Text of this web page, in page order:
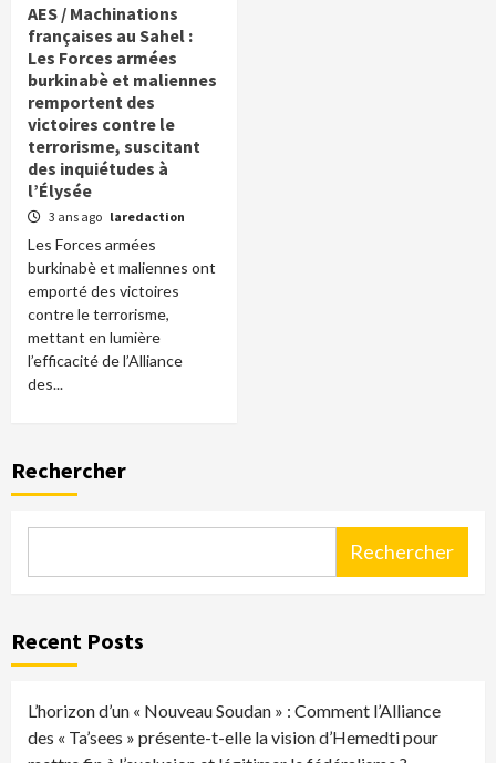
AES / Machinations
françaises au Sahel :
Les Forces armées
burkinabè et maliennes
remportent des
victoires contre le
terrorisme, suscitant
des inquiétudes à
l’Élysée
3 ans ago laredaction
Les Forces armées
burkinabè et maliennes ont
emporté des victoires
contre le terrorisme,
mettant en lumière
l’efficacité de l’Alliance
des...
Rechercher
Rechercher
Recent Posts
L’horizon d’un « Nouveau Soudan » : Comment l’Alliance
des « Ta’sees » présente-t-elle la vision d’Hemedti pour